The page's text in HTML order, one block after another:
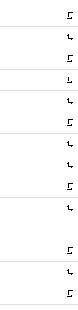
開
く
ウ
で
開
く
ン
ド
ウ
で
開
く
ウ
ィ
ン
ド
ウ
で
開
く
新
し
い
ウ
ィ
ン
ド
ウ
で
開
く
新
し
い
ウ
ィ
ン
ド
ウ
で
開
く
新
し
い
ウ
ィ
ン
ド
ウ
で
開
く
新
し
い
ウ
ィ
ン
ド
ウ
で
開
く
新
し
い
ウ
ィ
ン
ド
ウ
で
開
く
新
し
い
ウ
ィ
ン
ド
ウ
で
開
新
し
い
ウ
ィ
ン
ド
ウ
開
く
新
し
い
ウ
ィ
ン
ウ
で
開
く
新
し
い
ウ
ン
ド
ウ
で
開
く
新
し
ウ
ィ
ン
ド
ウ
で
開
新
し
い
ウ
ィ
ン
新
し
い
ウ
新
し